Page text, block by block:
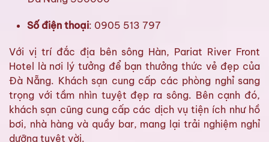
Số điện thoại: 0905 513 797
Với vị trí đắc địa bên sông Hàn, Pariat River Front
Hotel là nơi lý tưởng để bạn thưởng thức vẻ đẹp của
Đà Nẵng. Khách sạn cung cấp các phòng nghỉ sang
trọng với tầm nhìn tuyệt đẹp ra sông. Bên cạnh đó,
khách sạn cũng cung cấp các dịch vụ tiện ích như hồ
bơi, nhà hàng và quầy bar, mang lại trải nghiệm nghỉ
dưỡng tuyệt vời.